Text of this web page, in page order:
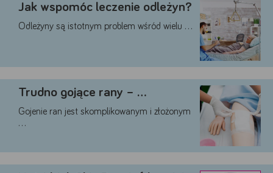
Jak wspomóc leczenie odleżyn?
Odleżyny są istotnym problem wśród wielu …
Trudno gojące rany – …
Gojenie ran jest skomplikowanym i złożonym
…
Google
YouTube
Teads
Odrzucam wszystkie